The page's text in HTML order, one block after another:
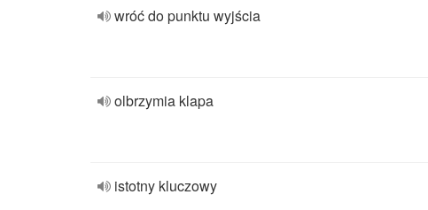
wróć do punktu wyjścia
olbrzymia klapa
istotny kluczowy